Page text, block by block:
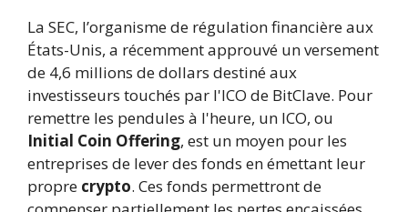
La SEC, l’organisme de régulation financière aux
États-Unis, a récemment approuvé un versement
de 4,6 millions de dollars destiné aux
investisseurs touchés par l'ICO de BitClave. Pour
remettre les pendules à l'heure, un ICO, ou
Initial Coin Offering, est un moyen pour les
entreprises de lever des fonds en émettant leur
propre crypto. Ces fonds permettront de